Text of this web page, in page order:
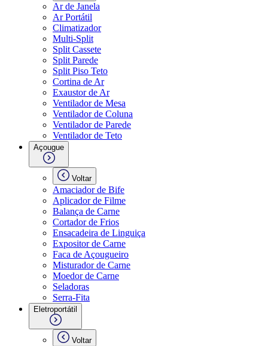
Ar de Janela
Ar Portátil
Climatizador
Multi-Split
Split Cassete
Split Parede
Split Piso Teto
Cortina de Ar
Exaustor de Ar
Ventilador de Mesa
Ventilador de Coluna
Ventilador de Parede
Ventilador de Teto
Açougue
Voltar
Amaciador de Bife
Aplicador de Filme
Balança de Carne
Cortador de Frios
Ensacadeira de Linguiça
Expositor de Carne
Faca de Açougueiro
Misturador de Carne
Moedor de Carne
Seladoras
Serra-Fita
Eletroportátil
Voltar